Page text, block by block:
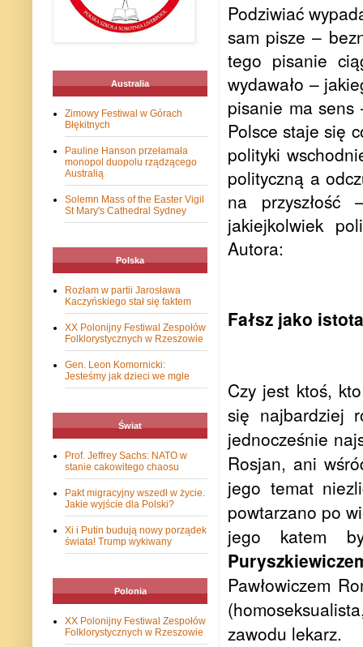
Podziwiać
sam pisze –
tego pisanie
wydawało –
pisanie ma
Polsce staje się
polityki
polityczną a
na
jakiejkolwiek
Autora:
Fałsz jako
Czy jest ktoś,
się najbardziej
jednocześnie
Rosjan, ani
jego temat
powtarzano po
jego katem
Pawłowiczem
zawodu lekarz.
Australia
Zimowy Festiwal w Górach
Błękitnych
Pauline Hanson przełamała
monopol duopolu rządzącego
Australią
Solemn Mass of the Easter Vigil
St Mary's Cathedral Sydney
Polska
Rozłam w partii Jarosława
Kaczyńskiego stał się faktem
XX Polonijny Festiwal Zespołów
Folklorystycznych w Rzeszowie
Gen. Leon Komornicki:
Jesteśmy jak dzieci we mgle
Świat
Prof. Jeffrey Sachs: NATO w
stanie cakowitego chaosu
Pakt migracyjny wszedł w życie.
Jakie wyjście dla Polski?
Xi i Putin budują nowy porządek
świata! Trump wykiwany
Polonia
XX Polonijny Festiwal Zespołów
Folklorystycznych w Rzeszowie